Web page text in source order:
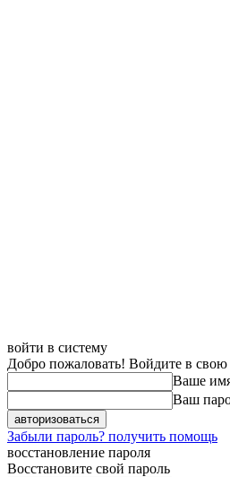
войти в систему
Добро пожаловать! Войдите в свою
Ваше
Ваш
Забыли пароль? получить помощь
восстановление пароля
Восстановите свой пароль